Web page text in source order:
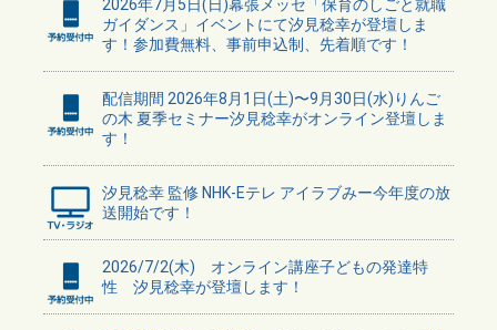
2026年7月5日(日)幕張メッセ「保育のしごと就職
ガイダンス」イベントにて汐見稔幸が登壇しま
す！参加費無料、事前申込制、先着順です！
配信期間 2026年8月1日(土)〜9月30日(水)りんご
の木 夏季セミナー汐見稔幸がオンライン登壇しま
す！
汐見稔幸 監修 NHK-Eテレ アイラブみー今年度の放
送開始です！
2026/7/2(木) オンライン講座子どもの発達特
性 汐見稔幸が登壇します！